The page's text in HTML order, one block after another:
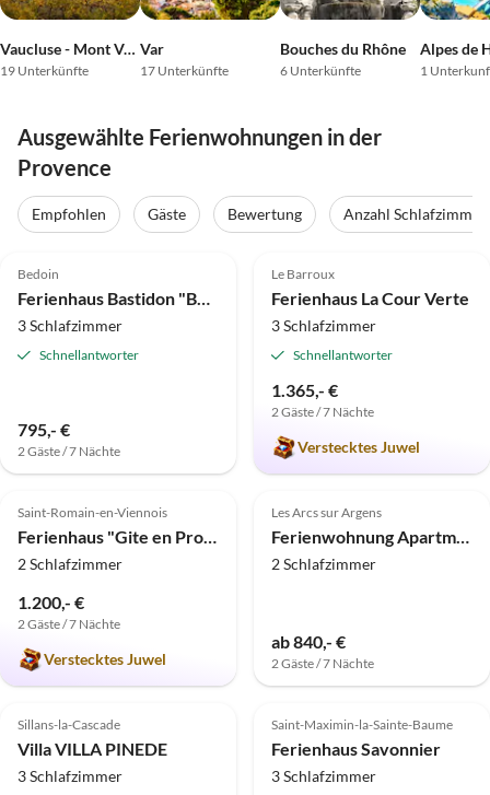
Vaucluse - Mont Ventoux
19 Unterkünfte
Var
17 Unterkünfte
Bouches du Rhône
6 Unterkünfte 1
Ausgewählte Ferienwohnungen in der
Provence
Empfohlen Gäste Bewertung
Anzahl Schlafzimmer
Bedoin
3 Schlafzimmer
Schnellantworter
795,- €
2 Gäste / 7 Nächte
Top-Inserat
Le Barroux
Ferienhaus La Cour Verte
3 Schlafzimmer
Schnellantworter
1.365,- €
2 Gäste / 7 Nächte
Verstecktes Juwel
5.0 (2)
Saint-Romain-en-Viennois
2 Schlafzimmer
1.200,- €
2 Gäste / 7 Nächte
Verstecktes Juwel
Les Arcs sur Argens
2 Schlafzimmer
ab 840,- €
2 Gäste / 7 Nächte
Sillans-la-Cascade
Villa VILLA PINEDE
3 Schlafzimmer
Saint-Maximin-la-Sainte-Baume
Ferienhaus Savonnier
3 Schlafzimmer